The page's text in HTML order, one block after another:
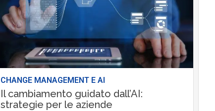
CHANGE MANAGEMENT E AI
Il cambiamento guidato dall’AI:
strategie per le aziende